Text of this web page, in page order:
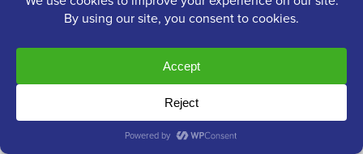
opções avançadas poderosas que podem tornar
seus formulários ainda mais eficazes:
Lógica Condicional— Mostre ou oculte
campos com base em respostas anteriores.